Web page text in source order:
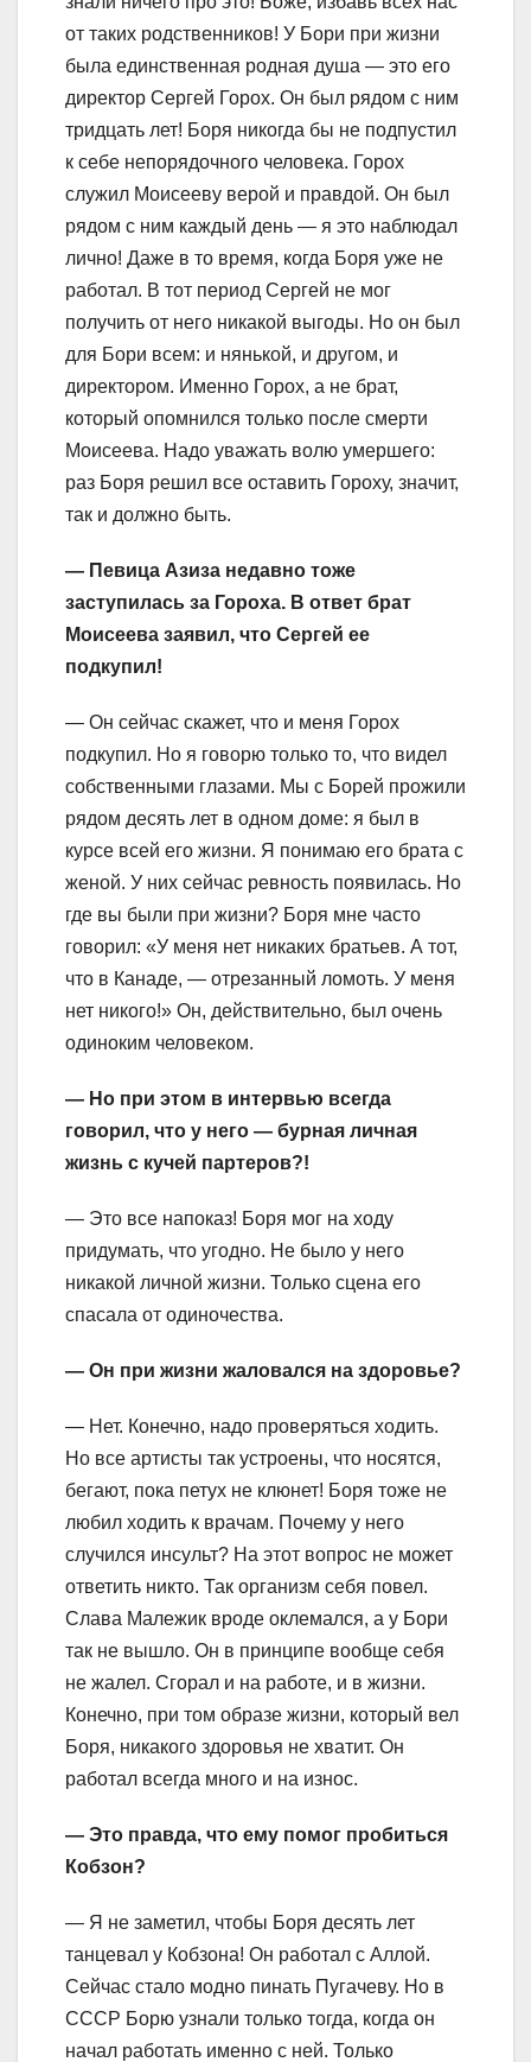
от таких родственников! У Бори при жизни
была единственная родная душа — это его
директор Сергей Горох. Он был рядом с ним
тридцать лет! Боря никогда бы не подпустил
к себе непорядочного человека. Горох
служил Моисееву верой и правдой. Он был
рядом с ним каждый день — я это наблюдал
лично! Даже в то время, когда Боря уже не
работал. В тот период Сергей не мог
получить от него никакой выгоды. Но он был
для Бори всем: и нянькой, и другом, и
директором. Именно Горох, а не брат,
который опомнился только после смерти
Моисеева. Надо уважать волю умершего:
раз Боря решил все оставить Гороху, значит,
так и должно быть. ​
— Певица Азиза недавно тоже
заступилась за Гороха. В ответ брат
Моисеева заявил, что Сергей ее
подкупил!
— Он сейчас скажет, что и меня Горох
подкупил. Но я говорю только то, что видел
собственными глазами. Мы с Борей прожили
рядом десять лет в одном доме: я был в
курсе всей его жизни. Я понимаю его брата с
женой. У них сейчас ревность появилась. Но
где вы были при жизни? Боря мне часто
говорил: «У меня нет никаких братьев. А тот,
что в Канаде, — отрезанный ломоть. У меня
нет никого!» Он, действительно, был очень
одиноким человеком.
— Но при этом в интервью всегда
говорил, что у него — бурная личная
жизнь с кучей партеров?!
— Это все напоказ! Боря мог на ходу
придумать, что угодно. Не было у него
никакой личной жизни. Только сцена его
спасала от одиночества.
— Он при жизни жаловался на здоровье?
— Нет. Конечно, надо проверяться ходить.
Но все артисты так устроены, что носятся,
бегают, пока петух не клюнет! Боря тоже не
любил ходить к врачам. Почему у него
случился инсульт? На этот вопрос не может
ответить никто. Так организм себя повел.
Слава Малежик вроде оклемался, а у Бори
так не вышло. Он в принципе вообще себя
не жалел. Сгорал и на работе, и в жизни.
Конечно, при том образе жизни, который вел
Боря, никакого здоровья не хватит. Он
работал всегда много и на износ.
— Это правда, что ему помог пробиться
Кобзон?
— Я не заметил, чтобы Боря десять лет
танцевал у Кобзона! Он работал с Аллой.
Сейчас стало модно пинать Пугачеву. Но в
СССР Борю узнали только тогда, когда он
начал работать именно с ней. Только